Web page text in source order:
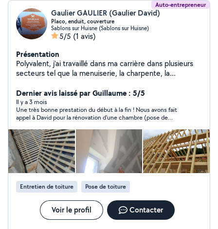
Auto-entrepreneur
Gaulier GAULIER (Gaulier David)
Placo, enduit, couverture
Sablons sur Huisne (Sablons sur Huisne)
5/5 (1 avis)
Présentation
Polyvalent, j'ai travaillé dans ma carrière dans plusieurs
secteurs tel que la menuiserie, la charpente, la
Dernier avis laissé par Guillaume : 5/5
Il y a 3 mois
Une très bonne prestation du début à la fin ! Nous avons fait
appel à David pour la rénovation d'une chambre (pose de
résultat est au-delà de nos espérances ! David est un artisan
minutieux qui a le souci du détail et du travail bien fait. Il a su
parfaitement s'adapter aux contraintes de notre maison et na
investi le temps nécessaire pour nous offrir des finitions
impeccables. En plus d'être un expert dans son domaine, il est
très sympathique, à l'écoute et d'excellent conseil. Nous ferons
de nouveau appel à lui sans hésiter pour nos futurs chantiers.
Je le recommande les yeux fermés !
Entretien de toiture Pose de toiture
Voir le profil Contacter